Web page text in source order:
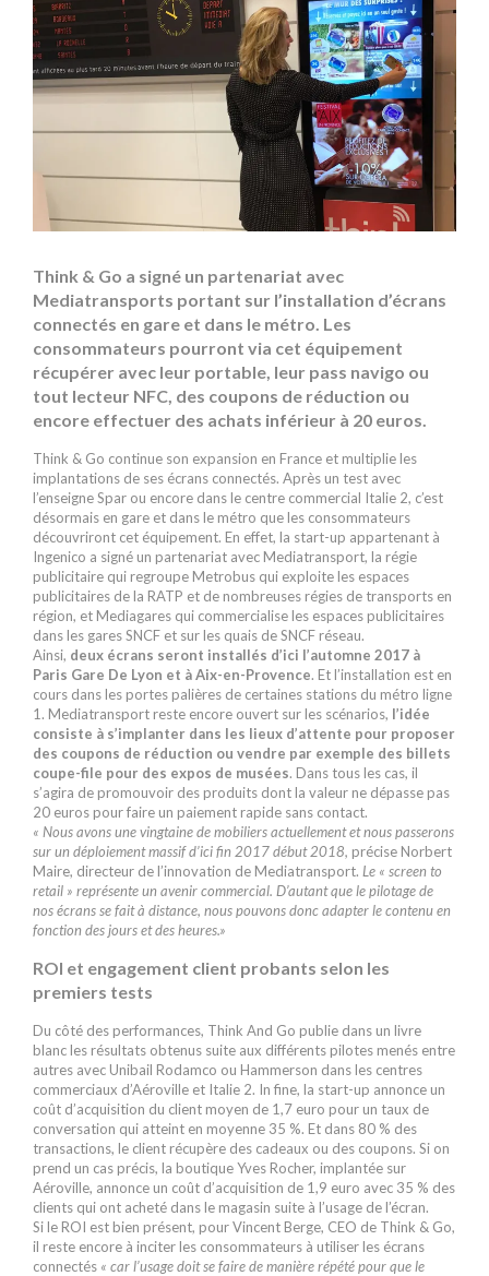
Think & Go a signé un partenariat avec
Mediatransports portant sur l’installation d’écrans
connectés en gare et dans le métro. Les
consommateurs pourront via cet équipement
récupérer avec leur portable, leur pass navigo ou
tout lecteur NFC, des coupons de réduction ou
encore effectuer des achats inférieur à 20 euros.
Think & Go continue son expansion en France et multiplie les
implantations de ses écrans connectés. Après un test avec
l’enseigne Spar ou encore dans le centre commercial Italie 2, c’est
désormais en gare et dans le métro que les consommateurs
découvriront cet équipement. En effet, la start-up appartenant à
Ingenico a signé un partenariat avec Mediatransport, la régie
publicitaire qui regroupe Metrobus qui exploite les espaces
publicitaires de la RATP et de nombreuses régies de transports en
région, et Mediagares qui commercialise les espaces publicitaires
dans les gares SNCF et sur les quais de SNCF réseau.
Ainsi, deux écrans seront installés d’ici l’automne 2017 à
Paris Gare De Lyon et à Aix-en-Provence. Et l’installation est en
cours dans les portes palières de certaines stations du métro ligne
1. Mediatransport reste encore ouvert sur les scénarios, l’idée
consiste à s’implanter dans les lieux d’attente pour proposer
des coupons de réduction ou vendre par exemple des billets
coupe-file pour des expos de musées. Dans tous les cas, il
s’agira de promouvoir des produits dont la valeur ne dépasse pas
20 euros pour faire un paiement rapide sans contact.
« Nous avons une vingtaine de mobiliers actuellement et nous passerons
sur un déploiement massif d’ici fin 2017 début 2018, précise Norbert
Maire, directeur de l’innovation de Mediatransport. Le « screen to
retail » représente un avenir commercial. D’autant que le pilotage de
nos écrans se fait à distance, nous pouvons donc adapter le contenu en
fonction des jours et des heures.»
ROI et engagement client probants selon les
premiers tests
Du côté des performances, Think And Go publie dans un livre
blanc les résultats obtenus suite aux différents pilotes menés entre
autres avec Unibail Rodamco ou Hammerson dans les centres
commerciaux d’Aéroville et Italie 2. In fine, la start-up annonce un
coût d’acquisition du client moyen de 1,7 euro pour un taux de
conversation qui atteint en moyenne 35 %. Et dans 80 % des
transactions, le client récupère des cadeaux ou des coupons. Si on
prend un cas précis, la boutique Yves Rocher, implantée sur
Aéroville, annonce un coût d’acquisition de 1,9 euro avec 35 % des
clients qui ont acheté dans le magasin suite à l’usage de l’écran.
Si le ROI est bien présent, pourVincent Berge, CEO de Think & Go,
il reste encore à inciter les consommateurs à utiliser les écrans
connectés « car l’usage doit se faire de manière répété pour que le